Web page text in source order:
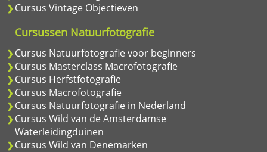
Cursus Vintage Objectieven
Cursussen Natuurfotografie
Cursus Natuurfotografie voor beginners
Cursus Masterclass Macrofotografie
Cursus Herfstfotografie
Cursus Macrofotografie
Cursus Natuurfotografie in Nederland
Cursus Wild van de Amsterdamse
Waterleidingduinen
Cursus Wild van Denemarken